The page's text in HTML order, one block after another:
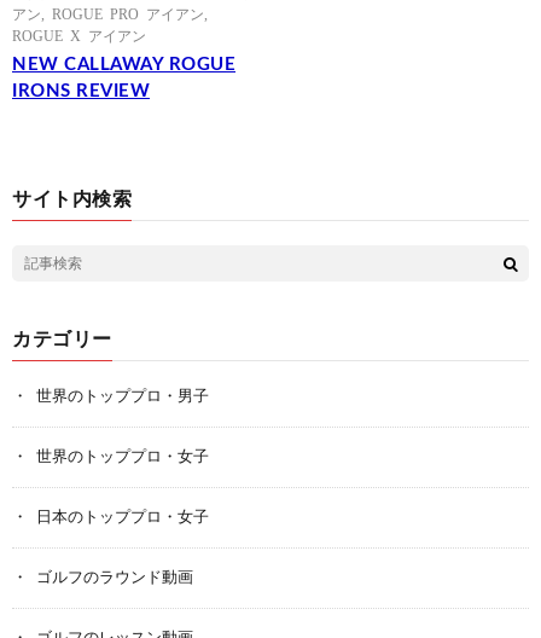
アン
ROGUE PRO アイアン
ROGUE X アイアン
NEW CALLAWAY ROGUE
IRONS REVIEW
サイト内検索
カテゴリー
世界のトッププロ・男子
世界のトッププロ・女子
日本のトッププロ・女子
ゴルフのラウンド動画